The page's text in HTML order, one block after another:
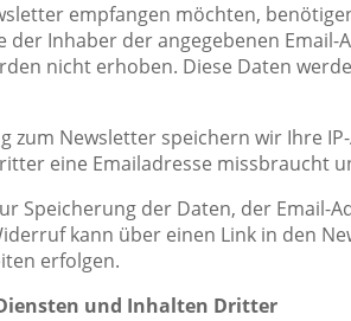
empfangen möchten,
der Inhaber der angegebenen
nicht erhoben. Diese Daten
zum Newsletter speichern wir Ihre
eine Emailadresse missbraucht
Speicherung der Daten, der Email-
kann über einen Link in den
erfolgen.
und Inhalten Dritter